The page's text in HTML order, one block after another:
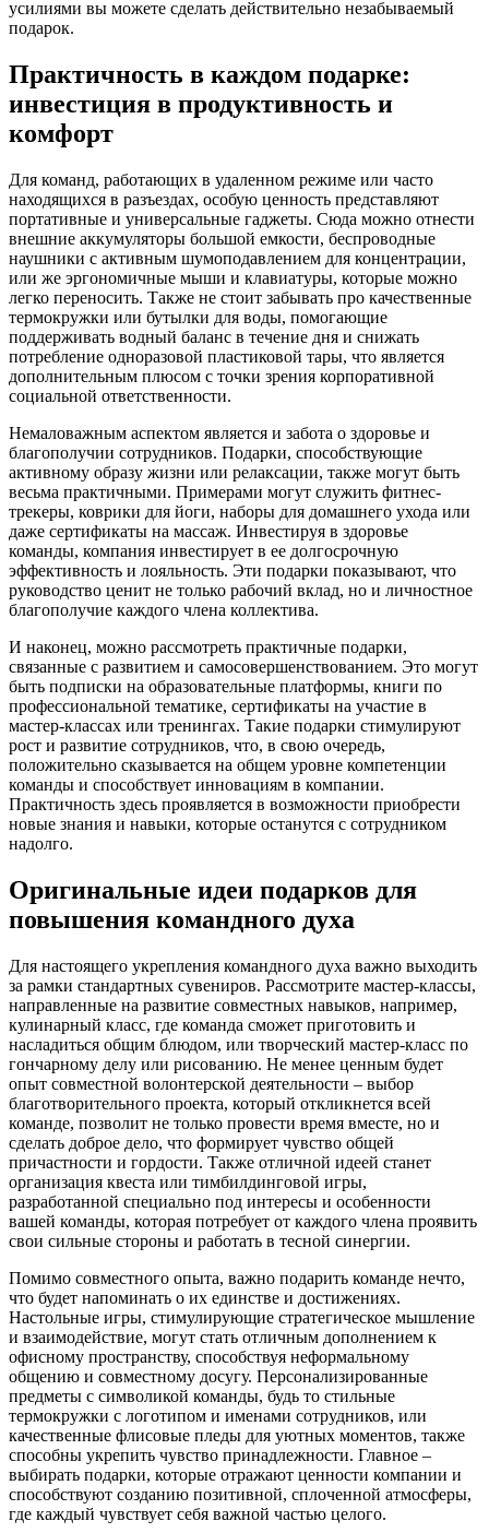
усилиями вы можете сделать действительно незабываемый
подарок.
Практичность в каждом подарке:
инвестиция в продуктивность и
комфорт
Для команд, работающих в удаленном режиме или часто
находящихся в разъездах, особую ценность представляют
портативные и универсальные гаджеты. Сюда можно отнести
внешние аккумуляторы большой емкости, беспроводные
наушники с активным шумоподавлением для концентрации,
или же эргономичные мыши и клавиатуры, которые можно
легко переносить. Также не стоит забывать про качественные
термокружки или бутылки для воды, помогающие
поддерживать водный баланс в течение дня и снижать
потребление одноразовой пластиковой тары, что является
дополнительным плюсом с точки зрения корпоративной
социальной ответственности.
Немаловажным аспектом является и забота о здоровье и
благополучии сотрудников. Подарки, способствующие
активному образу жизни или релаксации, также могут быть
весьма практичными. Примерами могут служить фитнес-
трекеры, коврики для йоги, наборы для домашнего ухода или
даже сертификаты на массаж. Инвестируя в здоровье
команды, компания инвестирует в ее долгосрочную
эффективность и лояльность. Эти подарки показывают, что
руководство ценит не только рабочий вклад, но и личностное
благополучие каждого члена коллектива.
И наконец, можно рассмотреть практичные подарки,
связанные с развитием и самосовершенствованием. Это могут
быть подписки на образовательные платформы, книги по
профессиональной тематике, сертификаты на участие в
мастер-классах или тренингах. Такие подарки стимулируют
рост и развитие сотрудников, что, в свою очередь,
положительно сказывается на общем уровне компетенции
команды и способствует инновациям в компании.
Практичность здесь проявляется в возможности приобрести
новые знания и навыки, которые останутся с сотрудником
надолго.
Оригинальные идеи подарков для
повышения командного духа
Для настоящего укрепления командного духа важно выходить
за рамки стандартных сувениров. Рассмотрите мастер-классы,
направленные на развитие совместных навыков, например,
кулинарный класс, где команда сможет приготовить и
насладиться общим блюдом, или творческий мастер-класс по
гончарному делу или рисованию. Не менее ценным будет
опыт совместной волонтерской деятельности – выбор
благотворительного проекта, который откликнется всей
команде, позволит не только провести время вместе, но и
сделать доброе дело, что формирует чувство общей
причастности и гордости. Также отличной идеей станет
организация квеста или тимбилдинговой игры,
разработанной специально под интересы и особенности
вашей команды, которая потребует от каждого члена проявить
свои сильные стороны и работать в тесной синергии.
Помимо совместного опыта, важно подарить команде нечто,
что будет напоминать о их единстве и достижениях.
Настольные игры, стимулирующие стратегическое мышление
и взаимодействие, могут стать отличным дополнением к
офисному пространству, способствуя неформальному
общению и совместному досугу. Персонализированные
предметы с символикой команды, будь то стильные
термокружки с логотипом и именами сотрудников, или
качественные флисовые пледы для уютных моментов, также
способны укрепить чувство принадлежности. Главное –
выбирать подарки, которые отражают ценности компании и
способствуют созданию позитивной, сплоченной атмосферы,
где каждый чувствует себя важной частью целого.